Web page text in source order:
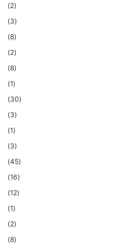
(2)
(3)
(8)
(2)
(8)
(1)
(30)
(3)
(1)
(3)
(45)
(16)
(12)
(1)
(2)
(8)